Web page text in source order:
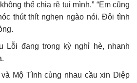
thể chia rẽ tụi mình.” “Em cũng
thút thít nghẹn ngào nói. Đôi tình
Lỗi đang trong kỳ nghỉ hè, nhanh
Mộ Tình cùng nhau cầu xin Diệp